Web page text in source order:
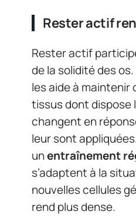
Rester actif
Rester actif
de la solidité des
les aide à
tissus dont dispose
changent en
leur sont
unentraînement
s’adaptent à la
nouvelles cellules
rend plus dense.